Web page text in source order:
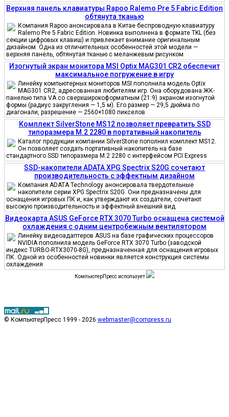
Верхняя панель клавиатуры Rapoo Ralemo Pre 5 Fabric Edition
обтянута тканью
Компания Rapoo анонсировала в Китае беспроводную клавиатуру
Ralemo Pre 5 Fabric Edition. Новинка выполнена в формате TKL (без
секции цифровых клавиш) и привлекает внимание оригинальным
дизайном. Одна из отличительных особенностей этой модели —
верхняя панель, обтянутая тканью с меланжевым рисунком
Изогнутый экран монитора MSI Optix MAG301 CR2 обеспечит
максимальное погружение в игру
Линейку компьютерных мониторов MSI пополнила модель Optix
MAG301 CR2, адресованная любителям игр. Она оборудована ЖК-
панелью типа VA со сверхширокоформатным (21:9) экраном изогнутой
формы (радиус закругления — 1,5 м). Его размер — 29,5 дюйма по
диагонали, разрешение — 2560×1080 пикселов
Комплект SilverStone MS12 позволяет превратить SSD
типоразмера M.2 2280 в портативный накопитель
Каталог продукции компании SilverStone пополнил комплект MS12.
Он позволяет создать портативный накопитель на базе
стандартного SSD типоразмера M.2 2280 с интерфейсом PCI Express
SSD-накопители ADATA XPG Spectrix S20G сочетают
производительность с эффектным дизайном
Компания ADATA Technology анонсировала твердотельные
накопители серии XPG Spectrix S20G. Они предназначены для
оснащения игровых ПК и, как утверждают их создатели, сочетают
высокую производительность и эффектный внешний вид
Видеокарта ASUS GeForce RTX 3070 Turbo оснащена системой
охлаждения с одним центробежным вентилятором
Линейку видеоадаптеров ASUS на базе графических процессоров
NVIDIA пополнила модель GeForce RTX 3070 Turbo (заводской
индекс TURBO-RTX3070-8G), предназначенная для оснащения игровых
ПК. Одной из особенностей новинки является конструкция системы
охлаждения
КомпьютерПресс использует
© КомпьютерПресс 1999 - 2026 webmaster@compress.ru